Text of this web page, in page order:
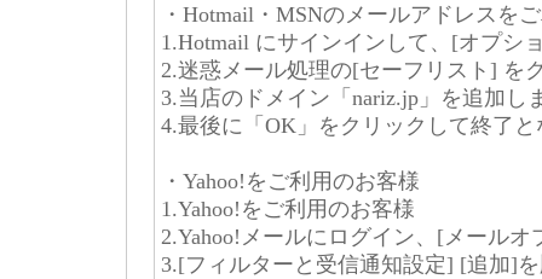
・Hotmail・MSNのメールアドレスを
1.Hotmail にサインインして、[オプシ
2.迷惑メール処理の[セーフリスト] を
3.当店のドメイン「nariz.jp」を追加し
4.最後に「OK」をクリックして終了
・Yahoo!をご利用のお客様
1.Yahoo!をご利用のお客様
2.Yahoo!メールにログイン、[メール
3.[フィルターと受信通知設定] [追加]